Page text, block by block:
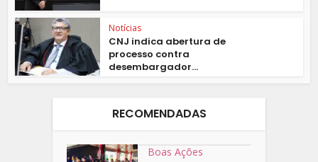
Notícias
CNJ indica abertura de
processo contra
desembargador...
RECOMENDADAS
Boas Ações